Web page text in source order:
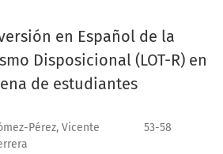
en Español de la
Disposicional (LOT-R) en
de estudiantes
Pérez, Vicente
53-58